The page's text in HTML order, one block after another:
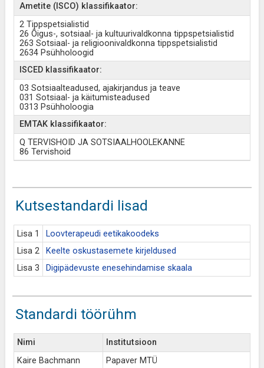
Ametite (ISCO) klassifikaator:
2 Tippspetsialistid
26 Õigus-, sotsiaal- ja kultuurivaldkonna tippspetsialistid
263 Sotsiaal- ja religioonivaldkonna tippspetsialistid
2634 Psühholoogid
ISCED klassifikaator:
03 Sotsiaalteadused, ajakirjandus ja teave
031 Sotsiaal- ja käitumisteadused
0313 Psühholoogia
EMTAK klassifikaator:
Q TERVISHOID JA SOTSIAALHOOLEKANNE
86 Tervishoid
Kutsestandardi lisad
Lisa 1
Loovterapeudi eetikakoodeks
Lisa 2
Keelte oskustasemete kirjeldused
Lisa 3
Digipädevuste enesehindamise skaala
Standardi töörühm
Nimi
Institutsioon
Kaire Bachmann
Papaver MTÜ